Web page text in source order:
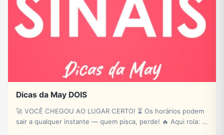
Dicas da May DOIS
🚀 VOCÊ CHEGOU AO LUGAR CERTO! ⏳ Os horários podem
sair a qualquer instante — quem pisca, perde! 🔥 Aqui rola: ✔